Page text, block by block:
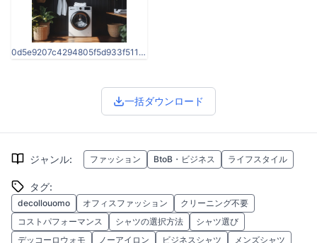
0d5e9207c4294805f5d933f5118559a7.jpg
一括ダウンロード
ジャンル: ファッション BtoB・ビジネス ライフスタイル
タグ:
decollouomo オフィスファッション
クリーニング不要
コストパフォーマンス
シャツの選択方法
シャツ選び
デッコーロウォモ
ノーアイロン ビジネスシャツ
メンズシャツ